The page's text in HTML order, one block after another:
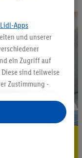
Apps
und unserer
ein Zugriff auf
sind teilweise
Zustimmung -
IAB TCF
Werbung
werden